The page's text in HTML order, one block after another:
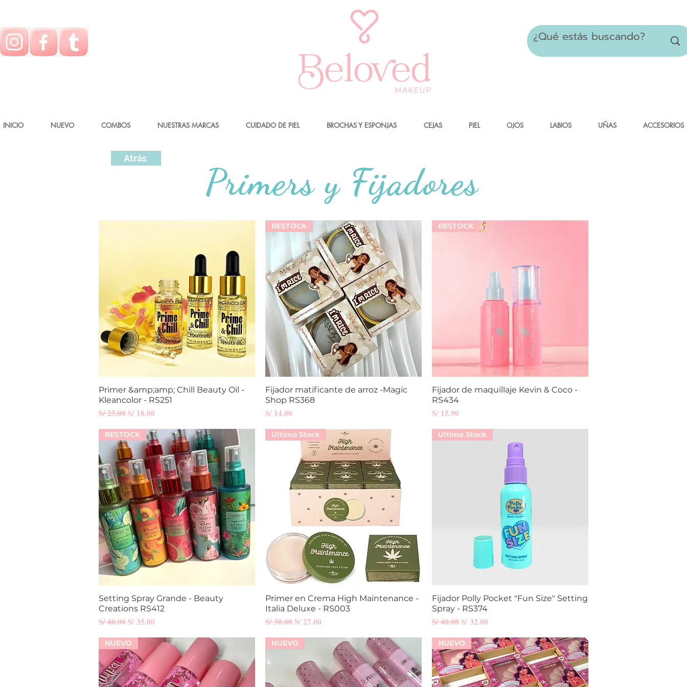
INICIO NUEVO COMBOS NUESTRAS MARCAS CUIDADO DE PIEL BROCHAS Y ESPONJAS CEJAS PIEL OJOS LABIOS UÑAS ACCESORIOS
Atrás
Primers y Fijadores
Vista rápida
Primer &amp;amp; Chill Beauty Oil -
Kleancolor - RS251
Precio
S/ 25.00Precio de oferta
S/ 18.00
Vista rápida
RESTOCK
Fijador matificante de arroz -Magic
Shop RS368
Precio
S/ 14.00
Vista rápida
RESTOCK
Fijador de maquillaje Kevin & Coco -
RS434
Precio
S/ 15.90
Vista rápida
RESTOCK
Setting Spray Grande - Beauty
Creations RS412
Precio
S/ 40.00Precio de oferta
S/ 35.00
Vista rápida
Ultimo Stock
Primer en Crema High Maintenance -
Italia Deluxe - RS003
Precio
S/ 30.00Precio de oferta
S/ 27.00
Vista rápida
Ultimo Stock
Fijador Polly Pocket "Fun Size" Setting
Spray - RS374
Precio
S/ 40.00Precio de oferta
S/ 32.00
NUEVO NUEVO NUEVO